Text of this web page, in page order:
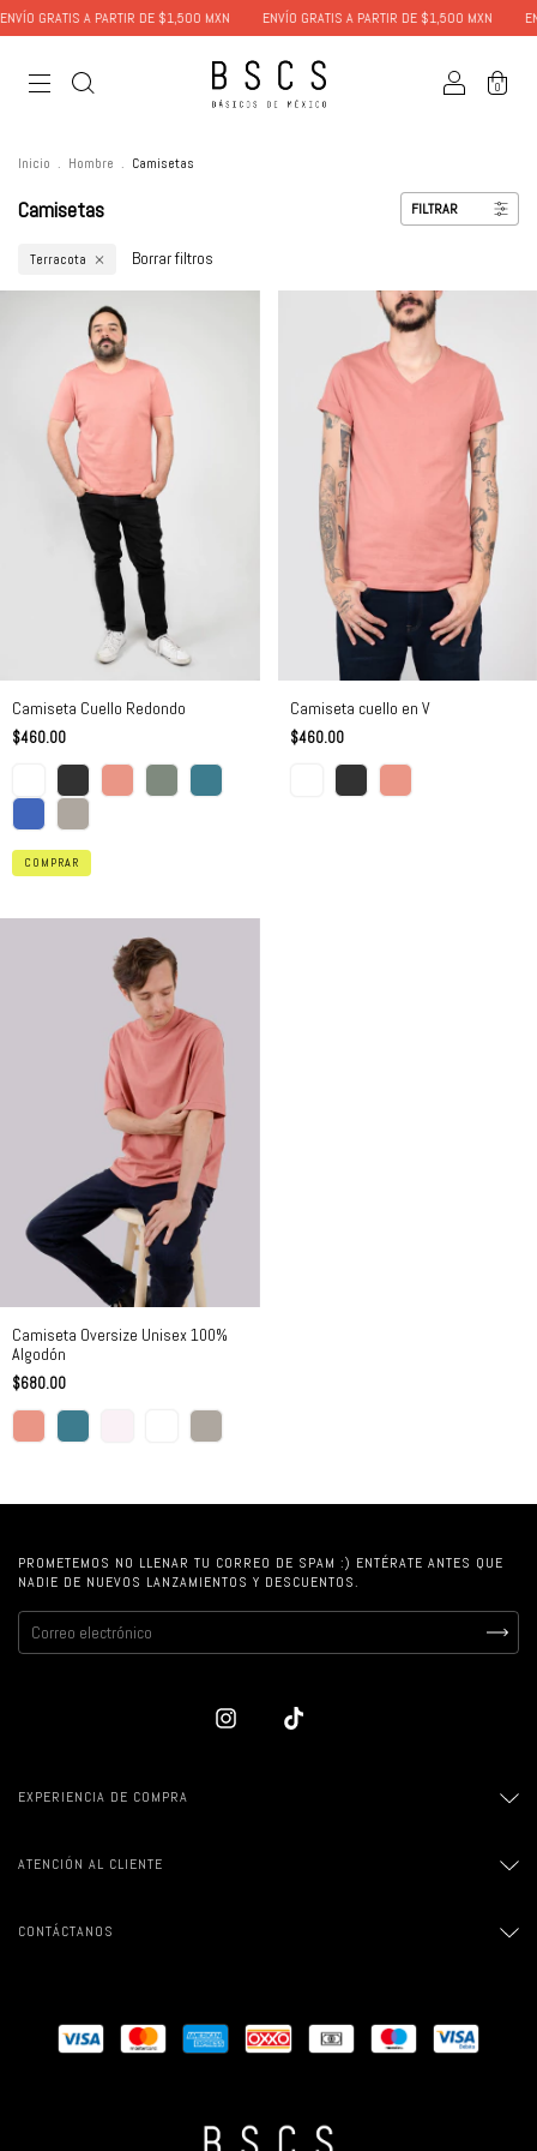
GRATIS A PARTIR DE $1,500 MXN ENVÍO GRATIS A PARTIR DE $1,500 MXN
0
Inicio . Hombre . Camisetas
Camisetas FILTRAR
Terracota Borrar filtros
Camiseta Cuello Redondo
$460.00
COMPRAR
Camiseta cuello en V
$460.00
Camiseta Oversize Unisex 100%
Algodón
$680.00
PROMETEMOS NO LLENAR TU CORREO DE SPAM :) ENTÉRATE ANTES QUE
NADIE DE NUEVOS LANZAMIENTOS Y DESCUENTOS.
EXPERIENCIA DE COMPRA
ATENCIÓN AL CLIENTE
CONTÁCTANOS